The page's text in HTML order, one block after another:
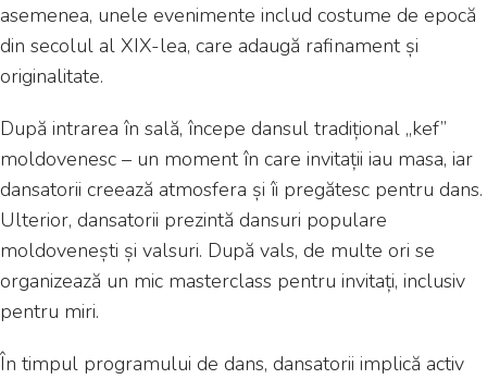
asemenea, unele evenimente includ costume de epocă
din secolul al XIX-lea, care adaugă rafinament și
originalitate.
După intrarea în sală, începe dansul tradițional „kef”
moldovenesc – un moment în care invitații iau masa, iar
dansatorii creează atmosfera și îi pregătesc pentru dans.
Ulterior, dansatorii prezintă dansuri populare
moldovenești și valsuri. După vals, de multe ori se
organizează un mic masterclass pentru invitați, inclusiv
pentru miri.
În timpul programului de dans, dansatorii implică activ